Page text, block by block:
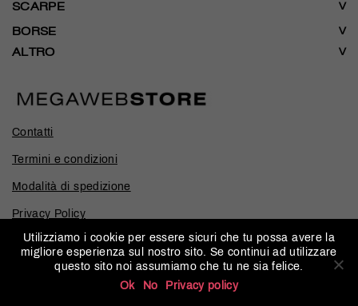
SCARPE
BORSE
ALTRO
Contatti
Termini e condizioni
Modalità di spedizione
Privacy Policy
MEGAWEBSTORE- P.Iva 04650910161
BTecno Srl -Design:Marco Massini
Utilizziamo i cookie per essere sicuri che tu possa avere la
migliore esperienza sul nostro sito. Se continui ad utilizzare
questo sito noi assumiamo che tu ne sia felice.
Ok
No Privacy policy